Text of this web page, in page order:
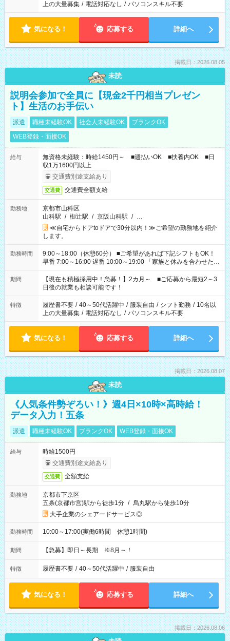
上の大量募集 / 電話対応なし / パソコンスキル不要
気になる！ 応募する 詳細へ
掲載日：2026.08.05
未読
説明会参加で全員に【現金2千円相当プレゼン
ト】生活のお手伝い
派遣 職種未経験OK 社会人未経験OK
ブランクOK
WEB登録・面接OK
給与
無資格未経験：時給1450円～ ■週払いOK ■扶養内OK ■日
収1万1600円以上
交通費別途支給あり
交通費 交通費全額支給
勤務地
京都市山科区
山科駅 / 椥辻駅 / 京阪山科駅 / …
≪自宅からドアtoドアで30分以内！≫ご希望の勤務地を紹介
します。
勤務時間
9:00～18:00（休憩60分） ■ご希望があれば下記シフトもOK！
早番 7:00～16:00 遅番 10:00～19:00 「家族と休みを合わせた
い」 「余裕を持って夕飯の準備がしたい」 「できれば残業はし
たくない」 など、ご希望を教えてくださいね。 ※Wワーク希望
の方へ 今ご覧のお仕事で希望する勤務時間と、もう1つのお仕事
の勤務時間。 合計で週40時間を超える場合は応募できません。
期間
【現在も積極採用中！急募！】2カ月～ ■ご応募から最短2～3
日後の就業も相談可能です！
特徴 履歴書不要 / 40～50代活躍中 / 服装自由 / シフト勤務 / 10名以
上の大量募集 / 電話対応なし / パソコンスキル不要
気になる！ 応募する 詳細へ
掲載日：2026.08.07
未読
《人気条件勢ぞろい！》週4日×10時×高時給！
データ入力！五条
派遣 職種未経験OK ブランクOK WEB登録・面接OK
給与
時給1500円
交通費別途支給あり
交通費 全額支給
勤務地
京都市下京区
五条(京都市営)駅から徒歩1分 / 烏丸駅から徒歩10分
大手企業のシェアードサービス◎
勤務時間 10:00～17:00(実働6時間 休憩1時間)
期間 【急募】即日～長期 ※8月～！
特徴 履歴書不要 / 40～50代活躍中 / 服装自由
気になる！ 応募する 詳細へ
掲載日：2026.08.06